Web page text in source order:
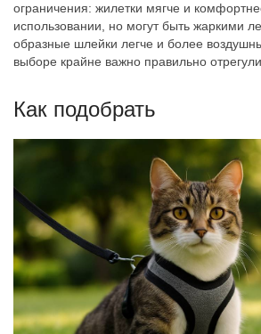
ограничения: жилетки мягче и
использовании, но могут быть жаркими
образные шлейки легче и более
выборе крайне важно правильно
Как подобрать